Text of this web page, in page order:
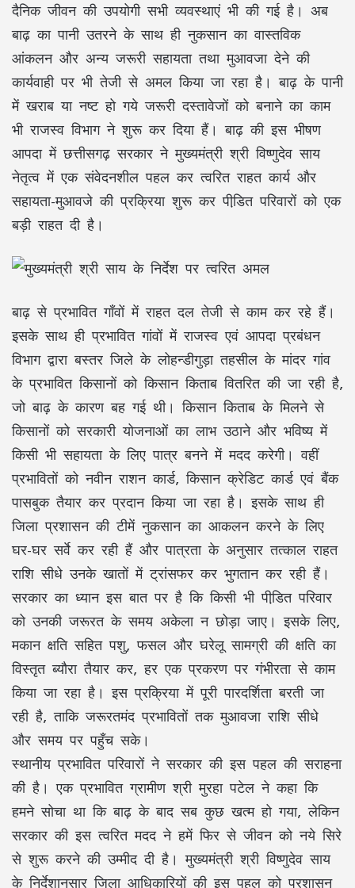
दैनिक जीवन की उपयोगी सभी व्यवस्थाएं भी की गई है। अब
बाढ़ का पानी उतरने के साथ ही नुकसान का वास्तविक
आंकलन और अन्य जरूरी सहायता तथा मुआवजा देने की
कार्यवाही पर भी तेजी से अमल किया जा रहा है। बाढ़ के पानी
में खराब या नष्ट हो गये जरूरी दस्तावेजों को बनाने का काम
भी राजस्व विभाग ने शुरू कर दिया हैं। बाढ़ की इस भीषण
आपदा में छत्तीसगढ़ सरकार ने मुख्यमंत्री श्री विष्णुदेव साय
नेतृत्व में एक संवेदनशील पहल कर त्वरित राहत कार्य और
सहायता-मुआवजे की प्रक्रिया शुरू कर पीडि़त परिवारों को एक
बड़ी राहत दी है।
बाढ़ से प्रभावित गाँवों में राहत दल तेजी से काम कर रहे हैं।
इसके साथ ही प्रभावित गांवों में राजस्व एवं आपदा प्रबंधन
विभाग द्वारा बस्तर जिले के लोहन्डीगुड़ा तहसील के मांदर गांव
के प्रभावित किसानों को किसान किताब वितरित की जा रही है,
जो बाढ़ के कारण बह गई थी। किसान किताब के मिलने से
किसानों को सरकारी योजनाओं का लाभ उठाने और भविष्य में
किसी भी सहायता के लिए पात्र बनने में मदद करेगी। वहीं
प्रभावितों को नवीन राशन कार्ड, किसान क्रेडिट कार्ड एवं बैंक
पासबुक तैयार कर प्रदान किया जा रहा है। इसके साथ ही
जिला प्रशासन की टीमें नुकसान का आकलन करने के लिए
घर-घर सर्वे कर रही हैं और पात्रता के अनुसार तत्काल राहत
राशि सीधे उनके खातों में ट्रांसफर कर भुगतान कर रही हैं।
सरकार का ध्यान इस बात पर है कि किसी भी पीडि़त परिवार
को उनकी जरूरत के समय अकेला न छोड़ा जाए। इसके लिए,
मकान क्षति सहित पशु, फसल और घरेलू सामग्री की क्षति का
विस्तृत ब्यौरा तैयार कर, हर एक प्रकरण पर गंभीरता से काम
किया जा रहा है। इस प्रक्रिया में पूरी पारदर्शिता बरती जा
रही है, ताकि जरूरतमंद प्रभावितों तक मुआवजा राशि सीधे
और समय पर पहुँच सके।
स्थानीय प्रभावित परिवारों ने सरकार की इस पहल की सराहना
की है। एक प्रभावित ग्रामीण श्री मुरहा पटेल ने कहा कि
हमने सोचा था कि बाढ़ के बाद सब कुछ खत्म हो गया, लेकिन
सरकार की इस त्वरित मदद ने हमें फिर से जीवन को नये सिरे
से शुरू करने की उम्मीद दी है। मुख्यमंत्री श्री विष्णुदेव साय